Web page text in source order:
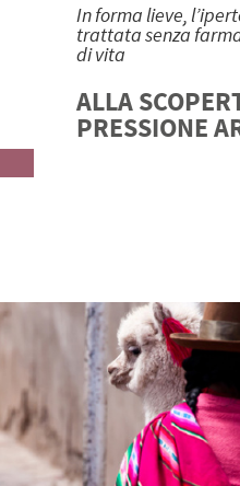
In forma lieve,
trattata senza
di vita
ALLA
PRESSIONE